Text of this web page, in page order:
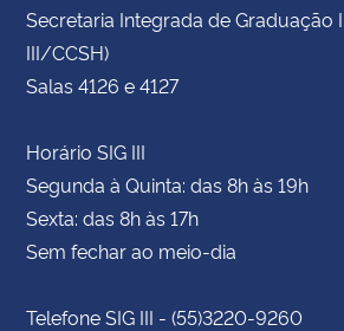
Secretaria Integrada de Graduação
III/CCSH)
Salas 4126 e 4127
Horário SIG III
Segunda à Quinta: das 8h às 19h
Sexta: das 8h às 17h
Sem fechar ao meio-dia
Telefone SIG III - (55)3220-9260